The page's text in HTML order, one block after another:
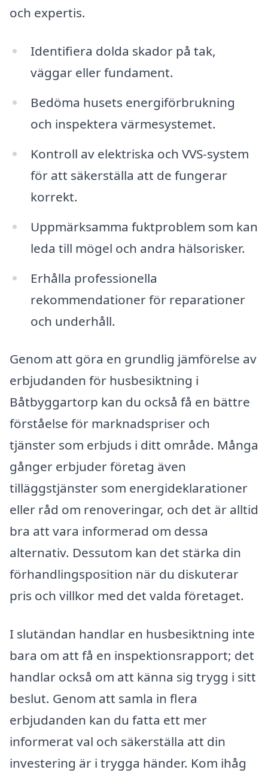
och expertis.
Identifiera dolda skador på tak,
väggar eller fundament.
Bedöma husets energiförbrukning
och inspektera värmesystemet.
Kontroll av elektriska och VVS-system
för att säkerställa att de fungerar
korrekt.
Uppmärksamma fuktproblem som kan
leda till mögel och andra hälsorisker.
Erhålla professionella
rekommendationer för reparationer
och underhåll.
Genom att göra en grundlig jämförelse av
erbjudanden för husbesiktning i
Båtbyggartorp kan du också få en bättre
förståelse för marknadspriser och
tjänster som erbjuds i ditt område. Många
gånger erbjuder företag även
tilläggstjänster som energideklarationer
eller råd om renoveringar, och det är alltid
bra att vara informerad om dessa
alternativ. Dessutom kan det stärka din
förhandlingsposition när du diskuterar
pris och villkor med det valda företaget.
I slutändan handlar en husbesiktning inte
bara om att få en inspektionsrapport; det
handlar också om att känna sig trygg i sitt
beslut. Genom att samla in flera
erbjudanden kan du fatta ett mer
informerat val och säkerställa att din
investering är i trygga händer. Kom ihåg